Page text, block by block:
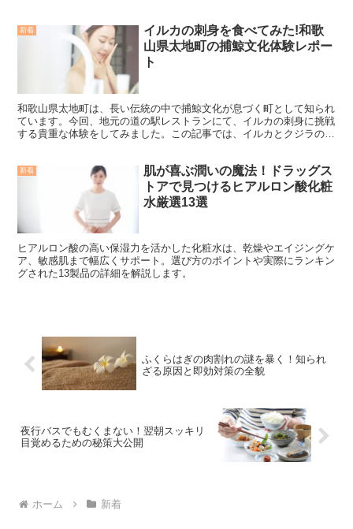
新着
イルカの刺身を食べてみた!和歌
山県太地町の捕鯨文化体験レポー
ト
和歌山県太地町は、長い伝統の中で捕鯨文化が息づく町として知られ
ています。今回、地元の道の駅レストランにて、イルカの刺身に挑戦
する貴重な体験をしてみました。この記事では、イルカとクジラの違
新着
肌が喜ぶ潤いの魔法！ドラッグス
トアで見つけるヒアルロン酸化粧
水厳選13選
ヒアルロン酸の高い保湿力を活かした化粧水は、乾燥やエイジングケ
ア、敏感肌まで幅広くサポート。選び方のポイントや実際にランキン
グされた13製品の詳細を解説します。
ふくらはぎの肉割れの謎を暴く！知られ
ざる原因と即効対策の全貌
夜行バスでもむくまない！翌朝スッキリ
目覚めるための秘策大公開
ホーム 新着